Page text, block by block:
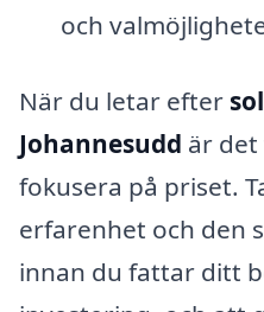
och
När du letar efter
Johannesudd är
fokusera på priset.
erfarenhet och den
innan du fattar ditt